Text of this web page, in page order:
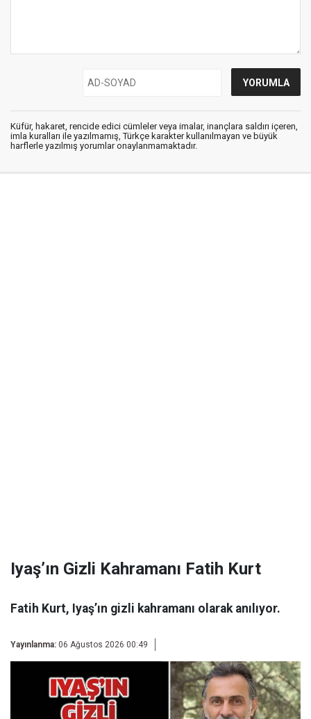
Küfür, hakaret, rencide edici cümleler veya imalar, inançlara saldırı içeren,
imla kuralları ile yazılmamış, Türkçe karakter kullanılmayan ve büyük
harflerle yazılmış yorumlar onaylanmamaktadır.
Iyaş’ın Gizli Kahramanı Fatih Kurt
Fatih Kurt, Iyaş’ın gizli kahramanı olarak anılıyor.
Yayınlanma: 06 Ağustos 2026 00:49